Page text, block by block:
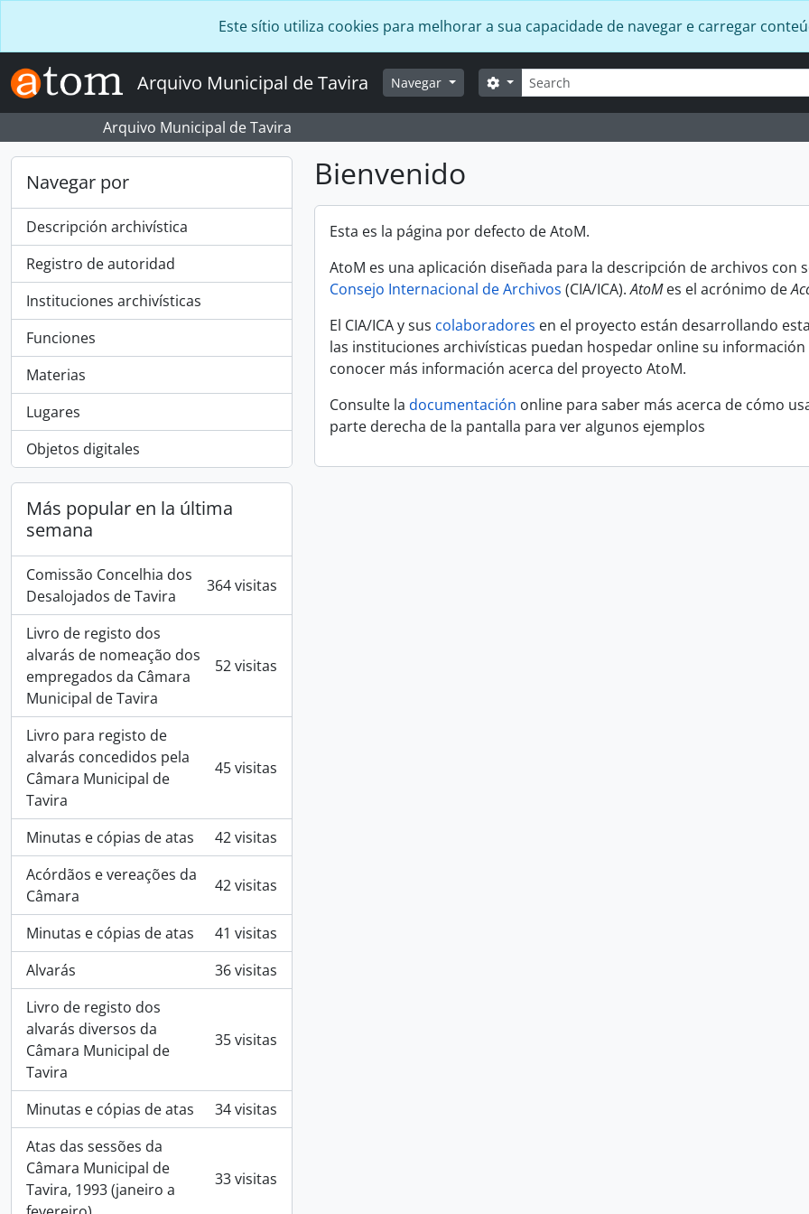
Este sítio utiliza cookies para melhorar a sua capacidade de navegar e carregar
Arquivo Municipal de Tavira Navegar Búsqueda
Search options
Arquivo Municipal de Tavira
Navegar por
Descripción archivística
Registro de autoridad
Instituciones archivísticas
Funciones
Materias
Lugares
Objetos digitales
Más popular en la última
semana
Comissão Concelhia dos
Desalojados de Tavira
364 visitas
Livro de registo dos
alvarás de nomeação dos
empregados da Câmara
Municipal de Tavira
52 visitas
Livro para registo de
alvarás concedidos pela
Câmara Municipal de
Tavira
45 visitas
Minutas e cópias de atas
42 visitas
Acórdãos e vereações da
Câmara
42 visitas
Minutas e cópias de atas
41 visitas
Alvarás
36 visitas
Livro de registo dos
alvarás diversos da
Câmara Municipal de
Tavira
35 visitas
Minutas e cópias de atas
34 visitas
Atas das sessões da
Câmara Municipal de
Tavira, 1993 (janeiro a
33 visitas
Bienvenido
Esta es la página por defecto de AtoM.
AtoM es una aplicación diseñada para la descripción de archivos
Consejo Internacional de Archivos (CIA/ICA).AtoMes el acrónimo de
El CIA/ICA y sus colaboradores en el proyecto están desarrollando
las instituciones archivísticas puedan hospedar online su
conocer más información acerca del proyecto AtoM.
Consulte la documentación online para saber más acerca de cómo
parte derecha de la pantalla para ver algunos ejemplos